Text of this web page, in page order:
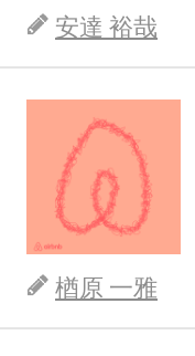
安達 裕哉
楢原 一雅